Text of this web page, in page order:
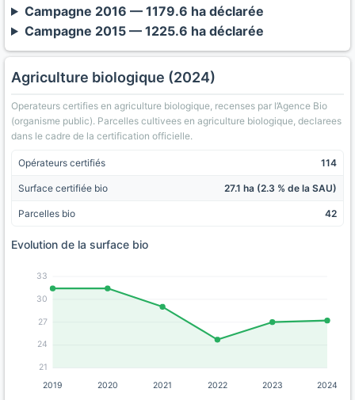
Campagne 2016 — 1179.6 ha déclarée
Campagne 2015 — 1225.6 ha déclarée
Agriculture biologique (2024)
Operateurs certifies en agriculture biologique, recenses par l’Agence Bio
(organisme public). Parcelles cultivees en agriculture biologique, declarees
dans le cadre de la certification officielle.
Opérateurs certifiés 114
Surface certifiée bio 27.1 ha (2.3 % de la SAU)
Parcelles bio 42
Evolution de la surface bio
21
24
27
30
33
2019 2020 2021 2022 2023 2024